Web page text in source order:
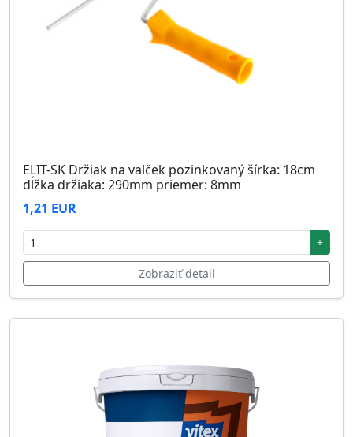
ELIT-SK Držiak na valček pozinkovaný šírka: 18cm
dĺžka držiaka: 290mm priemer: 8mm
1,21 EUR
+
Zobraziť detail